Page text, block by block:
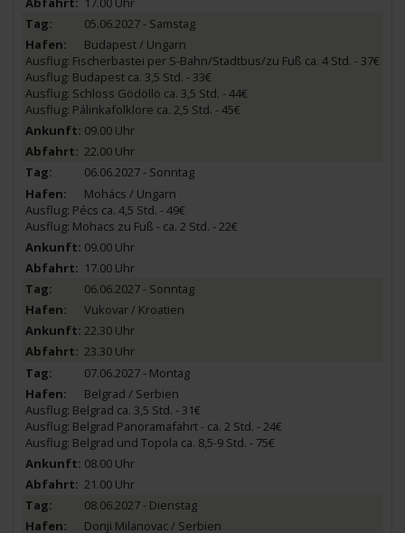
05.06.2027 - Samstag
Budapest / Ungarn
Ausflug: Fischerbastei per S-Bahn/Stadtbus/zu Fuß ca. 4 Std. - 37€
Ausflug: Budapest ca. 3,5 Std. - 33€
Ausflug: Schloss Gödöllö ca. 3,5 Std. - 44€
Ausflug: Pálinkafolklore ca. 2,5 Std. - 45€
09.00 Uhr
22.00 Uhr
06.06.2027 - Sonntag
Mohács / Ungarn
Ausflug: Pécs ca. 4,5 Std. - 49€
Ausflug: Mohacs zu Fuß - ca. 2 Std. - 22€
09.00 Uhr
17.00 Uhr
06.06.2027 - Sonntag
Vukovar / Kroatien
22.30 Uhr
23.30 Uhr
07.06.2027 - Montag
Belgrad / Serbien
Ausflug: Belgrad ca. 3,5 Std. - 31€
Ausflug: Belgrad Panoramafahrt - ca. 2 Std. - 24€
Ausflug: Belgrad und Topola ca. 8,5-9 Std. - 75€
08.00 Uhr
21.00 Uhr
08.06.2027 - Dienstag
Donji Milanovac / Serbien